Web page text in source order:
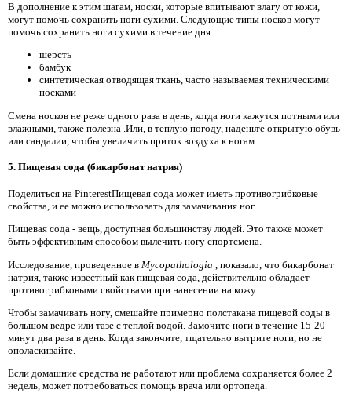
В дополнение к этим шагам, носки, которые впитывают влагу от кожи,
могут помочь сохранить ноги сухими. Следующие типы носков могут
помочь сохранить ноги сухими в течение дня:
шерсть
бамбук
синтетическая отводящая ткань, часто называемая техническими
носками
Смена носков не реже одного раза в день, когда ноги кажутся потными или
влажными, также полезна .Или, в теплую погоду, наденьте открытую обувь
или сандалии, чтобы увеличить приток воздуха к ногам.
5. Пищевая сода (бикарбонат натрия)
Поделиться на PinterestПищевая сода может иметь противогрибковые
свойства, и ее можно использовать для замачивания ног.
Пищевая сода - вещь, доступная большинству людей. Это также может
быть эффективным способом вылечить ногу спортсмена.
Исследование, проведенное в Mycopathologia
, показало, что бикарбонат
натрия, также известный как пищевая сода, действительно обладает
противогрибковыми свойствами при нанесении на кожу.
Чтобы замачивать ногу, смешайте примерно полстакана пищевой соды в
большом ведре или тазе с теплой водой. Замочите ноги в течение 15-20
минут два раза в день. Когда закончите, тщательно вытрите ноги, но не
ополаскивайте.
Если домашние средства не работают или проблема сохраняется более 2
недель, может потребоваться помощь врача или ортопеда.